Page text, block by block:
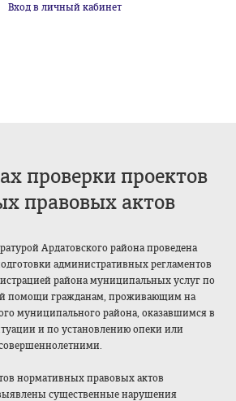
Вход в личный кабинет
проверки проектов
правовых актов
Ардатовского района проведена
административных регламентов
района муниципальных услуг по
помощи гражданам, проживающим на
муниципального района, оказавшимся в
и по установлению опеки или
нормативных правовых актов
существенные нарушения